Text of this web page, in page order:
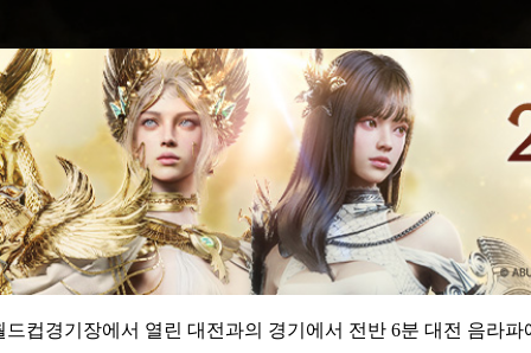
컵경기장에서 열린 대전과의 경기에서 전반 6분 대전 음라